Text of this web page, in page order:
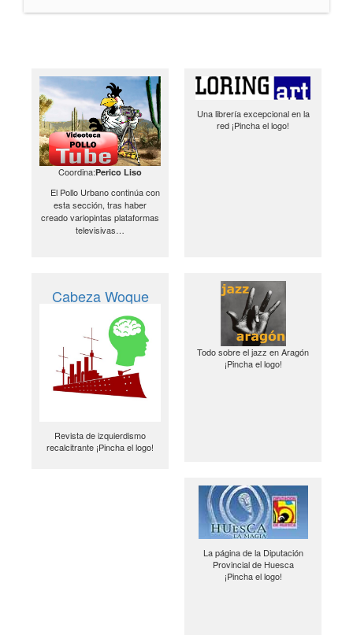
Coordina:Perico Liso
El Pollo Urbano continúa con
esta sección, tras haber
creado variopintas plataformas
televisivas…
Una librería excepcional en la
red ¡Pincha el logo!
Cabeza Woque
Revista de izquierdismo
recalcitrante ¡Pincha el logo!
Todo sobre el jazz en Aragón
¡Pincha el logo!
La página de la Diputación
Provincial de Huesca
¡Pincha el logo!